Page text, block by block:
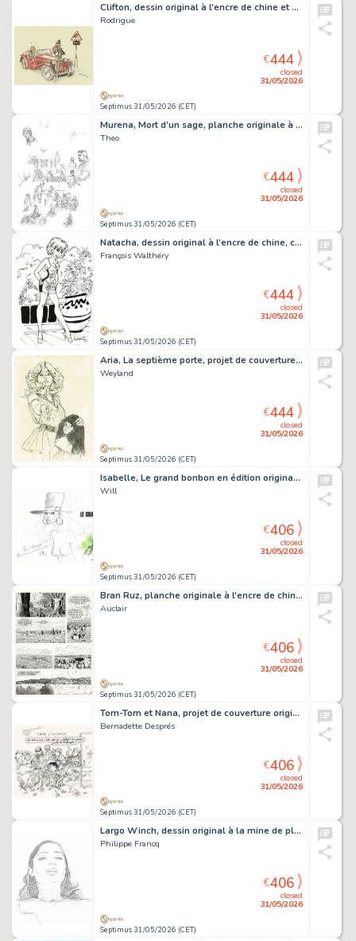
Clifton, dessin original à l’encre de chine et aux crayons de couleurs.
Rodrigue
Septimus 31/05/2026 (CET)
closed
31/05/2026
€444
Murena, Mort d’un sage, planche originale à la mine de plomb parue dans le tirage de luxe.
Theo
Septimus 31/05/2026 (CET)
closed
31/05/2026
€444
Natacha, dessin original à l’encre de chine, cachet de Walthéry au verso.
François Walthéry
Septimus 31/05/2026 (CET)
closed
31/05/2026
€444
Aria, La septième porte, projet de couverture original à la mine de plomb sur calque pour cet album paru en 1983 au Lombard.
Weyland
Septimus 31/05/2026 (CET)
closed
31/05/2026
€444
Isabelle, Le grand bonbon en édition originale, agrémenté d’une dédicace. Proche de l’état neuf.
Will
Septimus 31/05/2026 (CET)
closed
31/05/2026
€406
Bran Ruz, planche originale à l’encre de chine pour cet album paru en 1981 chez Casterman.
Auclair
Septimus 31/05/2026 (CET)
closed
31/05/2026
€406
Tom-Tom et Nana, projet de couverture original à l’encre de chine sur calque.
Bernadette Després
Septimus 31/05/2026 (CET)
closed
31/05/2026
€406
Largo Winch, dessin original à la mine de plomb.
Philippe Francq
Septimus 31/05/2026 (CET)
closed
31/05/2026
€406